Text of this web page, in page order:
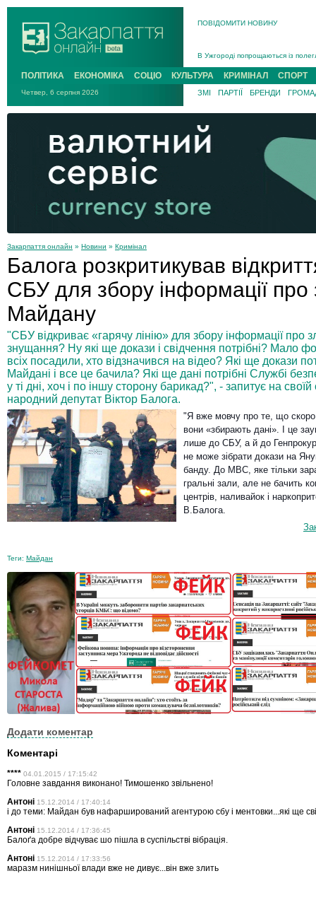
ПОВІДОМИТИ НОВИНУ
В Ужгороді попрощаються із
В Ужгороді 5 серпня
Підтвердили загибель
На війні з рф поліг військовий з
На Хустщині внаслідок ДТП за
Інструктора районного ТЦК на
ПОЛІТИКА ЕКОНОМІКА СОЦІО КУЛЬТУРА КРИМІНАЛ СПОРТ
Четвер, 6 серпня 2026 ЗМІ ПАРТІЇ БРЕНДИ
Закарпаття онлайн » Новини » Кримінал
Балога розкритикував
СБУ для збору інформації про
Майдану
"СБУ відкриває «гарячу лінію» для збору інформації про
знущання? Ну які ще докази і свідчення потрібні? Мало
всіх посадили, хто відзначився на відео? Які ще докази
Майдані і все це бачила? Які ще дані потрібні Службі
у ті дні, хоч і по іншу сторону барикад?", - запитує на
народний депутат Віктор Балога.
"Я вже мовчу про те, що скоро
вони «збирають дані». І це
лише до СБУ, а й до
не може зібрати докази на
банду. До МВС, яке тільки
гральні зали, але не бачить
центрів, наливайок і
В.Балога.
Теги: Майдан
Додати коментар
Коментарі
**** 04.01.2015 / 17:15:42
Головне завдання виконано! Тимошенко звільнено!
Антоні 15.12.2014 / 17:40:14
і до теми: Майдан був нафарширований агентурою сбу і ментовки...які ще
Антоні 15.12.2014 / 17:36:45
Балоґа добре відчуває шо пішла в суспільстві вібрація.
Антоні 15.12.2014 / 17:33:56
маразм нинішньої влади вже не дивує...він вже злить